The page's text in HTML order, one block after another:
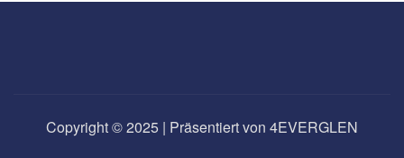
Copyright © 2025 | Präsentiert von 4EVERGLEN